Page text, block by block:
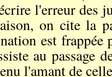
l'erreur des
on cite la
est frappée
au passage
l'amant de